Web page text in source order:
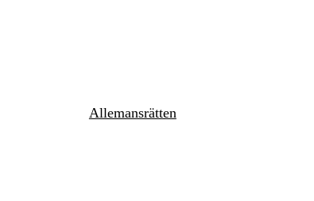
Allemansrätten